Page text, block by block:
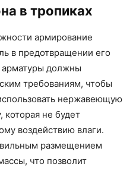
в тропиках
армирование
в предотвращении его
арматуры должны
требованиям, чтобы
нержавеющую
которая не будет
воздействию влаги.
размещением
что позволит